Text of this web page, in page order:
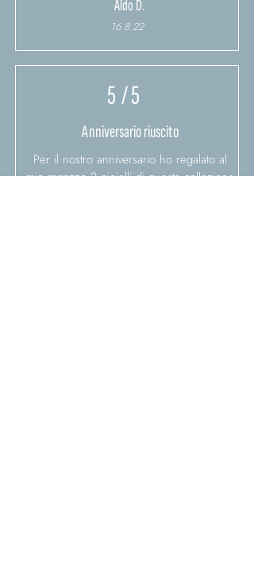
Aldo D.
16.8.22
5/ 5
Anniversario riuscito
Per il nostro anniversario ho regalato al
mio ragazzo 2 gioielli di questa collezione